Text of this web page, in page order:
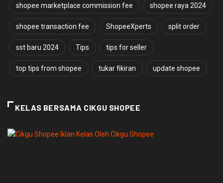
shopee marketplace commission fee shopee raya 2024
shopee transaction fee ShopeeXperts split order
sst baru 2024 Tips tips for seller
top tips from shopee tukar fikiran update shopee
KELAS BERSAMA CIKGU SHOPEE